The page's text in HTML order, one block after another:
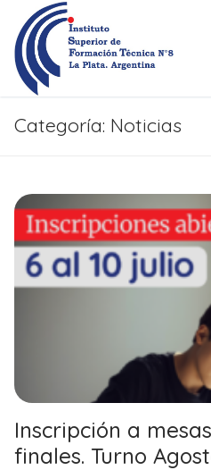
contenido
Categoría: Noticias
Inscripción a
finales. Turno